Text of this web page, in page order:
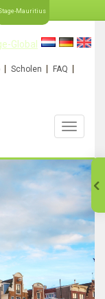
Mauritius
Global
Scholen FAQ